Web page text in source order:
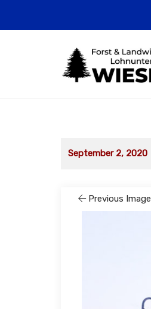
September 2, 2020
Previous Image